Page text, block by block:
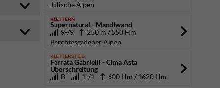
Julische Alpen
KLETTERN
Supernatural - Mandlwand
9-/9
250 m / 550 Hm
Berchtesgadener Alpen
KLETTERSTEIG
Ferrata Gabrielli - Cima Asta
Überschreitung
B
1-/1 600 Hm / 1620 Hm